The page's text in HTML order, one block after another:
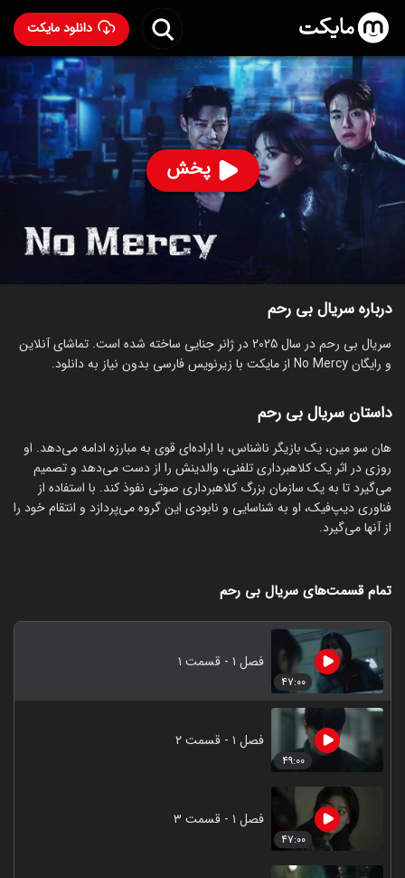
دانلود مایکت
پخش
سریال بی رحم- No Mercy 2025
۱۵ 84% ۶.۵
ساخت کره جنوبی سال 2025
رده سنی ۱۸+
کره‌ای
سریال جنایی
قسمت‌ها سریال‌های مشابه
درباره سریال بی رحم
سریال بی رحم در سال 2025 در ژانر جنایی ساخته شده است. تماشای آنلاین
و رایگان No Mercy از مایکت با زیرنویس فارسی بدون نیاز به دانلود.
داستان سریال بی رحم
هان سو مین، یک بازیگر ناشناس، با اراده‌ای قوی به مبارزه ادامه می‌دهد. او
روزی در اثر یک کلاهبرداری تلفنی، والدینش را از دست می‌دهد و تصمیم
می‌گیرد تا به یک سازمان بزرگ کلاهبرداری صوتی نفوذ کند. با استفاده از
فناوری دیپ‌فیک، او به شناسایی و نابودی این گروه می‌پردازد و انتقام خود را
از آنها می‌گیرد.
تمام قسمت‌های سریال بی رحم
۴۷:۰۰
فصل ۱ - قسمت ۱
۴۹:۰۰
فصل ۱ - قسمت ۲
۴۷:۰۰
فصل ۱ - قسمت ۳